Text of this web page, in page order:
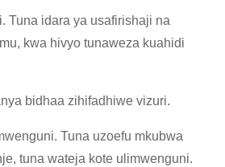
Tuna idara ya usafirishaji na
kwa hivyo tunaweza kuahidi
bidhaa zihifadhiwe vizuri.
Tuna uzoefu mkubwa
tuna wateja kote ulimwenguni.